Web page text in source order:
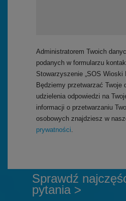
Administratorem Twoich
podanych w formularzu
Stowarzyszenie „SOS Wioski
Będziemy przetwarzać Twoje
udzielenia odpowiedzi na
informacji o przetwarzaniu
osobowych znajdziesz w
prywatności
Sprawdź
pytania >